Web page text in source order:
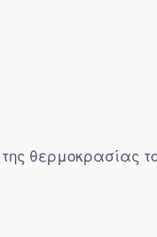
θερμοκρασίας